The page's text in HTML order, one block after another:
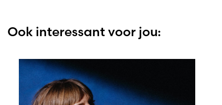
Ook interessant voor jou: